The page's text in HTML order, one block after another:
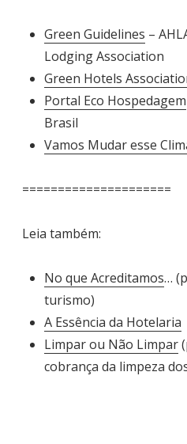
Green Guidelines –
Lodging Association
Green Hotels
Portal Eco Hospedagem
Brasil
Vamos Mudar esse
=====================
Leia também:
No que Acreditamos…
turismo)
A Essência da Hotelaria
Limpar ou Não Limpar
cobrança da limpeza